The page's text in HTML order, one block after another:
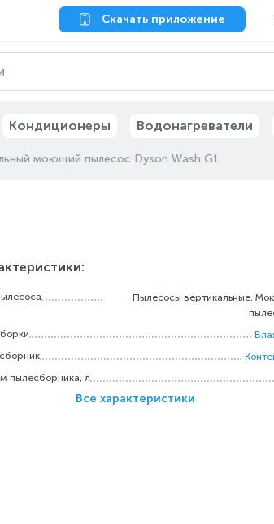
Скачать приложение
Кондиционеры Водонагреватели
моющий пылесос Dyson Wash G1
Пылесосы вертикальные,
пылесборника, л
Все характеристики